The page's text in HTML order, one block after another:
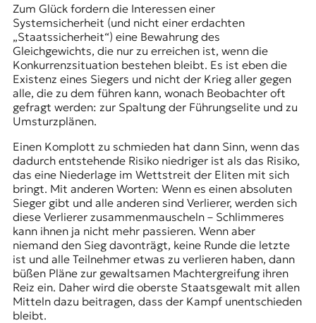
Zum Glück fordern die Interessen einer
Systemsicherheit (und nicht einer erdachten
„Staatssicherheit“) eine Bewahrung des
Gleichgewichts, die nur zu erreichen ist, wenn die
Konkurrenzsituation bestehen bleibt. Es ist eben die
Existenz eines Siegers und nicht der Krieg aller gegen
alle, die zu dem führen kann, wonach Beobachter oft
gefragt werden: zur Spaltung der Führungselite und zu
Umsturzplänen.
Einen Komplott zu schmieden hat dann Sinn, wenn das
dadurch entstehende Risiko niedriger ist als das Risiko,
das eine Niederlage im Wettstreit der Eliten mit sich
bringt. Mit anderen Worten: Wenn es einen absoluten
Sieger gibt und alle anderen sind Verlierer, werden sich
diese Verlierer zusammenmauscheln – Schlimmeres
kann ihnen ja nicht mehr passieren. Wenn aber
niemand den Sieg davonträgt, keine Runde die letzte
ist und alle Teilnehmer etwas zu verlieren haben, dann
büßen Pläne zur gewaltsamen Machtergreifung ihren
Reiz ein. Daher wird die oberste Staatsgewalt mit allen
Mitteln dazu beitragen, dass der Kampf unentschieden
bleibt.